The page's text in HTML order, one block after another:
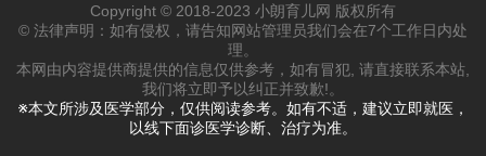
Copyright © 2018-2023 小朗育儿网 版权所有
© 法律声明：如有侵权，请告知网站管理员我们会在7个工作日内处
理。
本网由内容提供商提供的信息仅供参考，如有冒犯, 请直接联系本站,
我们将立即予以纠正并致歉!。
※本文所涉及医学部分，仅供阅读参考。如有不适，建议立即就医，
以线下面诊医学诊断、治疗为准。